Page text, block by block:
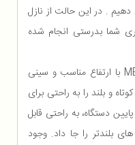
. در این حالت از نازل
شما بدرستی انجام شده
اسپرسو ساز مباشی مدل ME-ECM 2022 با ارتفاع مناسب و سینی
و بلند را به‌ راحتی برای
دستگاه، به راحتی قابل
بلندتر را جا داد. وجود